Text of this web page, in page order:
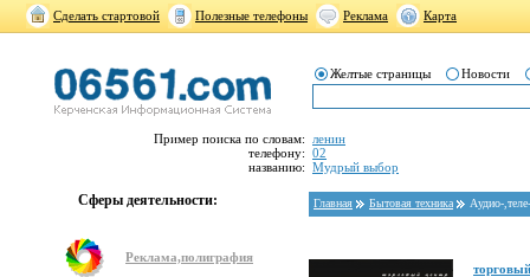
Сделать стартовой Полезные телефоны Реклама Карта
Желтые страницы Новости
Пример поиска по словам:
телефону:
названию:
ленин
02
Мудрый выбор
Сферы деятельности:
Реклама,полиграфия
Главная Бытовая техника Аудио-